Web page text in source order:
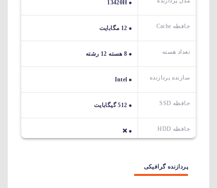
13420H
حافظه Cache 12 مگابایت
تعداد هسته 8 هسته 12 رشته
سازنده پردازنده Intel
حافظه SSD 512 گیگابایت
حافظه HDD ❌
پردازنده گرافیکی